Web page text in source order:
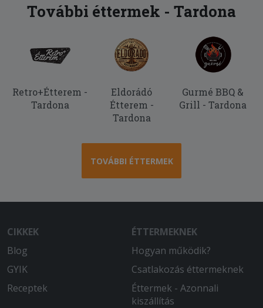
Nagy méretű gyrost rendeltem, de ez
nevezhető, annyira apró volt és
ráadásul még hideg is...
Finom ételek,szállítással minden
rendben. Ha akarok egy gyros-t,vagy a
kedvencem dürüm,akkor Családi
További éttermek - Tardona
Retro+Étterem -
Tardona
Eldorádó
Étterem -
Tardona
Gurmé BBQ &
Grill - Tardona
TOVÁBBI ÉTTERMEK
CIKKEK
Blog
GYIK
Receptek
ÉTTERMEKNEK
Hogyan működik?
Csatlakozás éttermeknek
Éttermek - Azonnali
kiszállítás